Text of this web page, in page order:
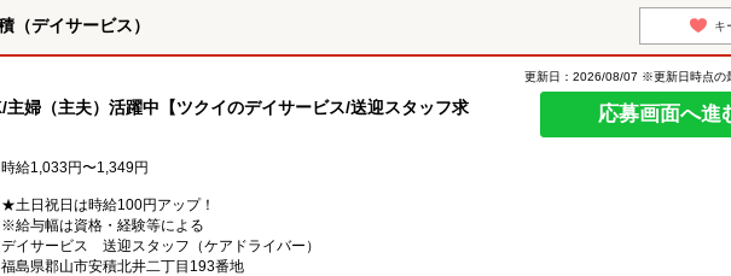
（デイサービス） キ
主婦（主夫）活躍中【ツクイのデイサービス/送迎スタッフ求
更新日：2026/08/07 ※更新日時点の
応募画面へ進
時給1,033円〜1,349円
★土日祝日は時給100円アップ！
※給与幅は資格・経験等による
デイサービス 送迎スタッフ（ケアドライバー）
福島県郡山市安積北井二丁目193番地